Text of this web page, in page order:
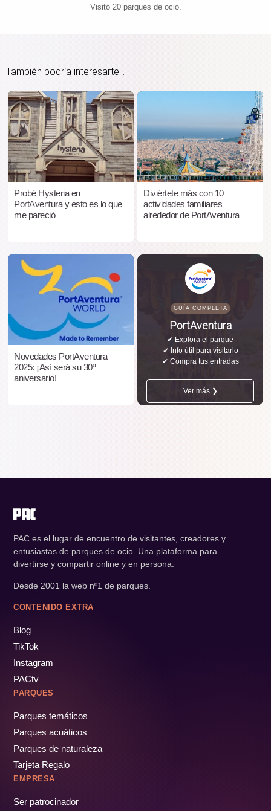
Visitó 20 parques de ocio.
También podría interesarte...
Probé Hysteria en
PortAventura y esto es lo que
me pareció
Diviértete más con 10
actividades familiares
alrededor de PortAventura
Novedades PortAventura
2025: ¡Así será su 30º
aniversario!
GUÍA COMPLETA
PortAventura
✔ Explora el parque
✔ Info útil para visitarlo
✔ Compra tus entradas
Ver más ❯
PAC es el lugar de encuentro de visitantes, creadores y
entusiastas de parques de ocio. Una plataforma para
divertirse y compartir online y en persona.
Desde 2001 la web nº1 de parques.
CONTENIDO EXTRA
Blog
TikTok
Instagram
PACtv
PARQUES
Parques temáticos
Parques acuáticos
Parques de naturaleza
Tarjeta Regalo
EMPRESA
Ser patrocinador